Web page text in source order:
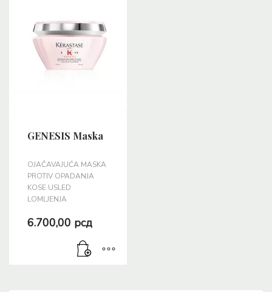
GENESIS Maska
OJAČAVAJUĆA MASKA
PROTIV OPADANJA
KOSE USLED
LOMLJENJA
6.700,00 рсд